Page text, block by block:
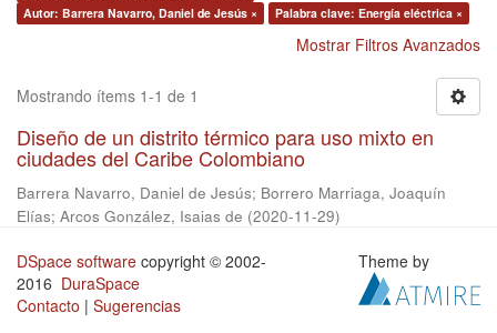
Autor: Barrera Navarro, Daniel de Jesús ×
Palabra clave: Energía eléctrica ×
Mostrar Filtros Avanzados
Mostrando ítems 1-1 de 1
Diseño de un distrito térmico para uso mixto en
ciudades del Caribe Colombiano
Barrera Navarro, Daniel de Jesús; Borrero Marriaga, Joaquín
Elías; Arcos González, Isaias de (2020-11-29)
DSpace software copyright © 2002-
2016 DuraSpace
Contacto | Sugerencias
Theme by